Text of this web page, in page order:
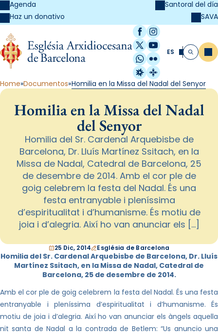
Agenda
Haz un donativo
Santoral del día
SAVA
Facebook
Instagram
X / Twitter
YouTube
WhatsApp
Flickr
Radio Estel
Catalunya
ES Buscar
Home Documentos Homilia en la Missa del Nadal del Senyor
Homilia en la Missa del Nadal
del Senyor
Homilia del Sr. Cardenal Arquebisbe de
Barcelona, Dr. Lluís Martínez Ssitach, en la
Missa de Nadal, Catedral de Barcelona, 25
de desembre de 2014. Amb el cor ple de
goig celebrem la festa del Nadal. És una
festa entranyable i pleníssima
d’espiritualitat i d’humanisme. És motiu de
joia i d’alegria. Així ho van anunciar els […]
25 Dic, 2014 Església de Barcelona
Homilia del Sr. Cardenal Arquebisbe de Barcelona, Dr. Lluís
Martínez Ssitach, en la Missa de Nadal, Catedral de
Barcelona, 25 de desembre de 2014.
Amb el cor ple de goig celebrem la festa del Nadal. És una festa
entranyable i pleníssima d’espiritualitat i d’humanisme. És
motiu de joia i d’alegria. Així ho van anunciar els àngels aquella
nit santa de Nadal a la contrada de Betlem: “Us anuncio una